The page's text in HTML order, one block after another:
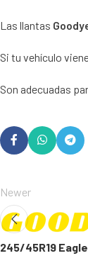
Las llantas
Si tu vehículo
Son adecuadas
Newer
245/45R19